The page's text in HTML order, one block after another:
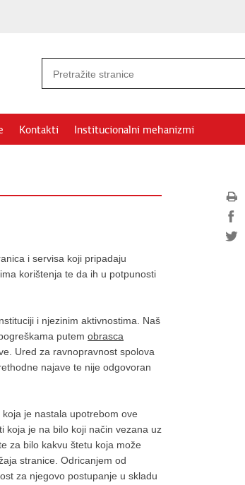
Kontakti Institucionalni mehanizmi
i servisa koji pripadaju
korištenja te da ih u potpunosti
i njezinim aktivnostima. Naš
putem obrasca
Ured za ravnopravnost spolova
najave te nije odgovoran
je nastala upotrebom ove
koja je na bilo koji način vezana uz
za bilo kakvu štetu koja može
stranice. Odricanjem od
za njegovo postupanje u skladu